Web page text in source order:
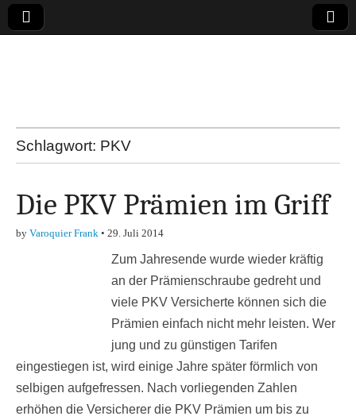
den Themen
Finanzen,
Marketing-, Vertrieb-
& Investment-Tipps
Schlagwort: PKV
Die PKV Prämien im Griff
by Varoquier Frank • 29. Juli 2014
Zum Jahresende wurde wieder kräftig
an der Prämienschraube gedreht und
viele PKV Versicherte können sich die
Prämien einfach nicht mehr leisten. Wer
jung und zu günstigen Tarifen
eingestiegen ist, wird einige Jahre später förmlich von
selbigen aufgefressen. Nach vorliegenden Zahlen
erhöhen die Versicherer die PKV Prämien um bis zu